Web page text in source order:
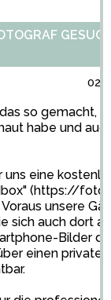
02/
so gemacht,
habe und
uns eine
(https://
unsere
sich auch dort
Bilder
einen